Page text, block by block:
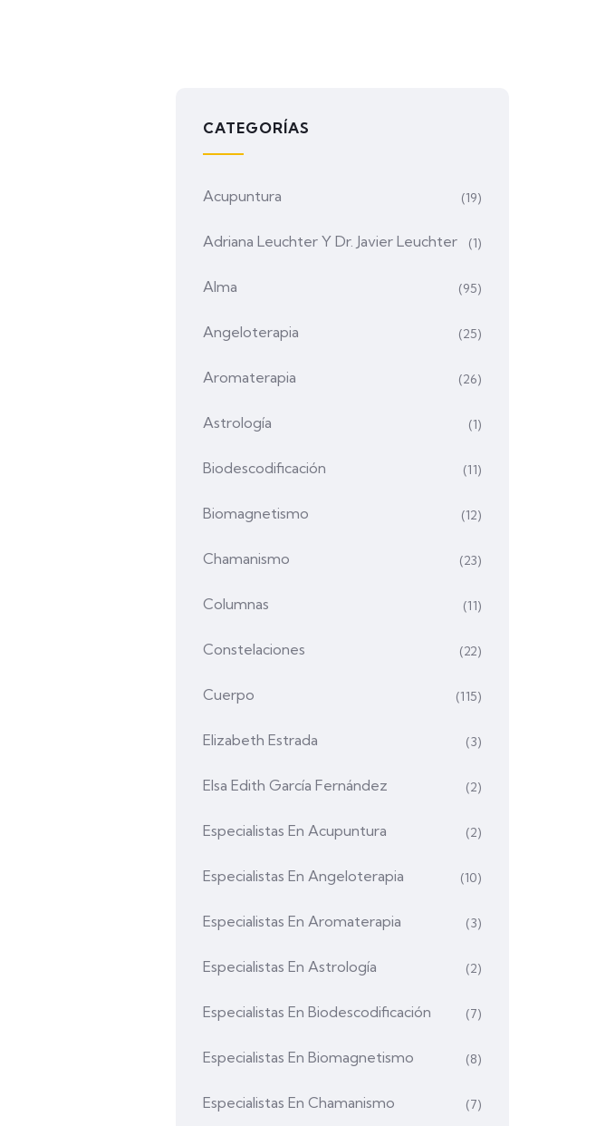
CATEGORÍAS
Acupuntura (19)
Adriana Leuchter Y Dr. Javier Leuchter (1)
Alma (95)
Angeloterapia (25)
Aromaterapia (26)
Astrología (1)
Biodescodificación (11)
Biomagnetismo (12)
Chamanismo (23)
Columnas (11)
Constelaciones (22)
Cuerpo (115)
Elizabeth Estrada (3)
Elsa Edith García Fernández (2)
Especialistas En Acupuntura (2)
Especialistas En Angeloterapia (10)
Especialistas En Aromaterapia (3)
Especialistas En Astrología (2)
Especialistas En Biodescodificación (7)
Especialistas En Biomagnetismo (8)
Especialistas En Chamanismo (7)